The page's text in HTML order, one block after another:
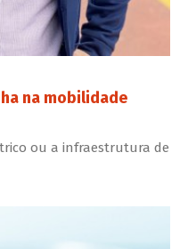
na mobilidade
ou a infraestrutura de